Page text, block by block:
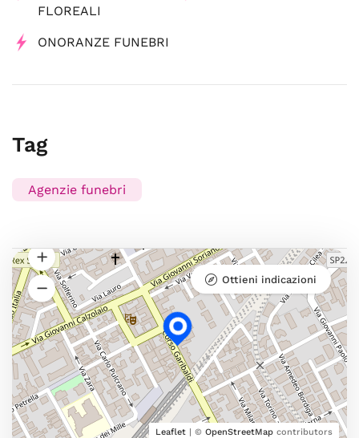
FLOREALI
ONORANZE FUNEBRI
Tag
Agenzie funebri
Leaflet | © OpenStreetMap contributors
Ottieni indicazioni